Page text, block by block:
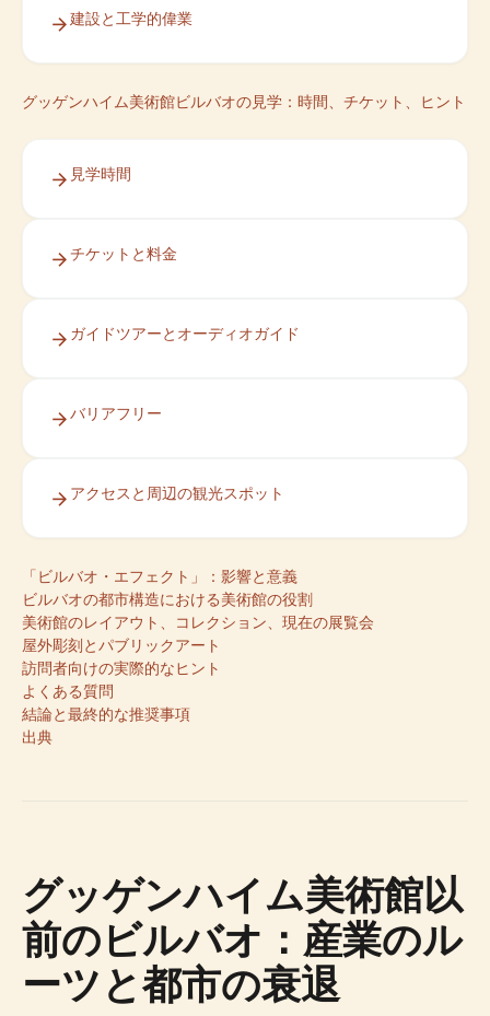
建設と工学的偉業
グッゲンハイム美術館ビルバオの見学：時間、チケット、ヒント
見学時間
チケットと料金
ガイドツアーとオーディオガイド
バリアフリー
アクセスと周辺の観光スポット
「ビルバオ・エフェクト」：影響と意義
ビルバオの都市構造における美術館の役割
美術館のレイアウト、コレクション、現在の展覧会
屋外彫刻とパブリックアート
訪問者向けの実際的なヒント
よくある質問
結論と最終的な推奨事項
出典
グッゲンハイム美術館以
前のビルバオ：産業のル
ーツと都市の衰退